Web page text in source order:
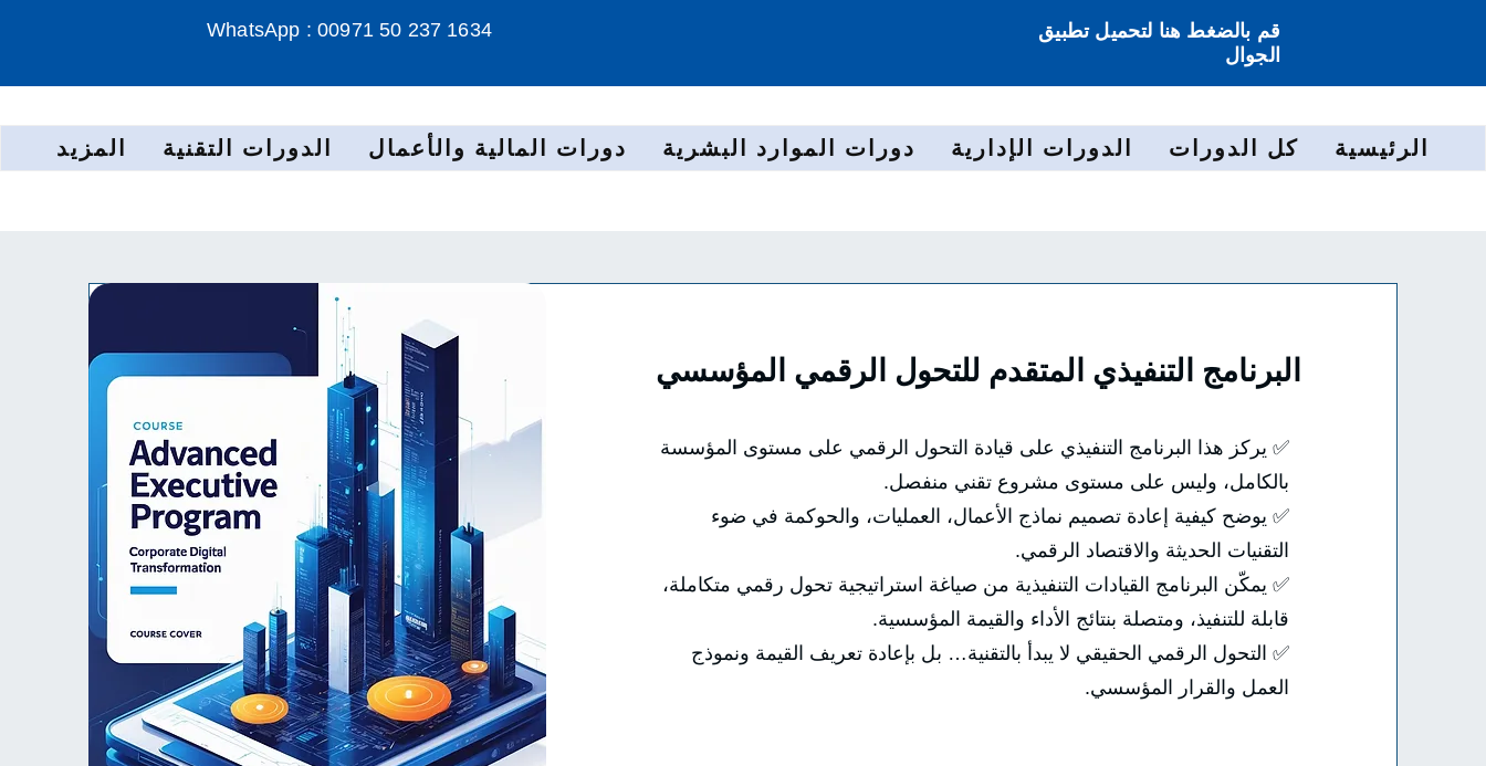
WhatsApp : 00971 50 237 1634
قم بالضغط هنا لتحميل تطبيق
الجوال
الرئيسية كل الدورات الدورات الإدارية دورات الموارد البشرية دورات المالية والأعمال الدورات التقنية المزيد
البرنامج التنفيذي المتقدم للتحول الرقمي المؤسسي
✅ يركز هذا البرنامج التنفيذي على قيادة التحول الرقمي على مستوى المؤسسة
بالكامل، وليس على مستوى مشروع تقني منفصل.
✅ يوضح كيفية إعادة تصميم نماذج الأعمال، العمليات، والحوكمة في ضوء
التقنيات الحديثة والاقتصاد الرقمي.
✅ يمكّن البرنامج القيادات التنفيذية من صياغة استراتيجية تحول رقمي متكاملة،
قابلة للتنفيذ، ومتصلة بنتائج الأداء والقيمة المؤسسية.
✅ التحول الرقمي الحقيقي لا يبدأ بالتقنية… بل بإعادة تعريف القيمة ونموذج
العمل والقرار المؤسسي.